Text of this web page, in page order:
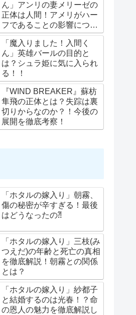
ん」アンリの妻メリーゼの
正体は人間！アメリがハー
フであることの影響につい
て考察！
「魔入りました！入間く
ん」英雄バールの目的と
は？シュラ姫に気に入られ
る！！
『WIND BREAKER』蘇枋
隼飛の正体とは？失踪は裏
切りからなのか？！今後の
展開を徹底考察！
「ホタルの嫁入り」朝霧、
傷の秘密が辛すぎる！最後
はどうなったの⁈
「ホタルの嫁入り」三枝(み
つえだ)の年齢と死亡の真相
を徹底解説！朝霧との関係
とは？
「ホタルの嫁入り」紗都子
と結婚するのは光春！？命
の恩人の魅力を徹底解説し